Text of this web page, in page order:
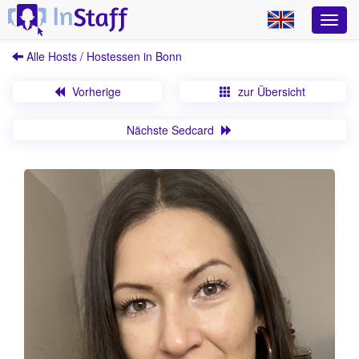
Alle Hosts / Hostessen in Bonn
Vorherige zur Übersicht
Nächste Sedcard